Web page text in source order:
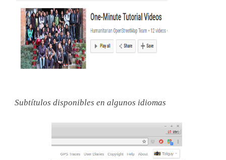
Subtítulos disponibles en algunos idiomas